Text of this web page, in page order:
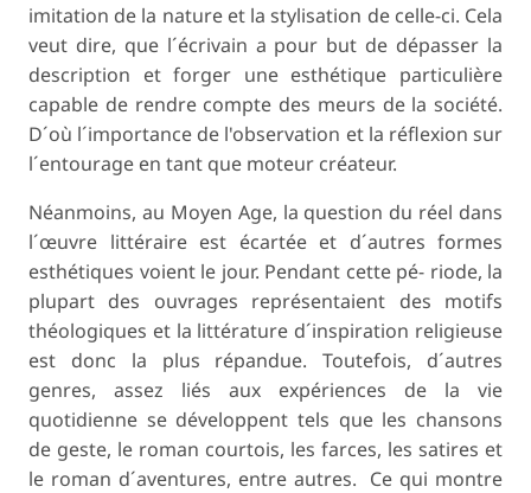
imitation de la nature et la stylisation de celle-ci. Cela
veut dire, que l´écrivain a pour but de dépasser la
description et forger une esthétique particulière
capable de rendre compte des meurs de la société.
D´où l´importance de l'observation et la réflexion sur
l´entourage en tant que moteur créateur.
Néanmoins, au Moyen Age, la question du réel dans
l´œuvre littéraire est écartée et d´autres formes
esthétiques voient le jour. Pendant cette pé- riode, la
plupart des ouvrages représentaient des motifs
théologiques et la littérature d´inspiration religieuse
est donc la plus répandue. Toutefois, d´autres
genres, assez liés aux expériences de la vie
quotidienne se développent tels que les chansons
de geste, le roman courtois, les farces, les satires et
le roman d´aventures, entre autres. Ce qui montre